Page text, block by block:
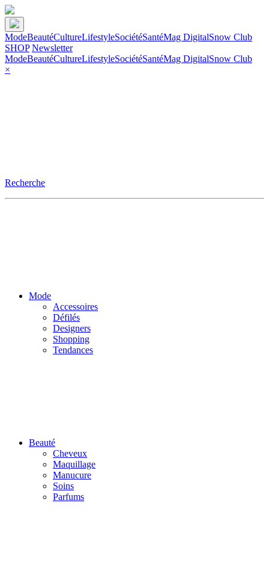
ModeBeautéCultureLifestyleSociétéSantéMag DigitalSnow Club
SHOP Newsletter
ModeBeautéCultureLifestyleSociétéSantéMag DigitalSnow Club
×
Recherche
Mode
Accessoires
Défilés
Designers
Shopping
Tendances
Beauté
Cheveux
Maquillage
Manucure
Soins
Parfums